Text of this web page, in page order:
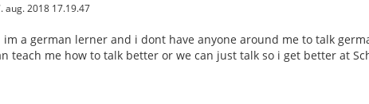
aug. 2018 17.19.47
im a german lerner and i dont have anyone around me to talk
teach me how to talk better or we can just talk so i get better at